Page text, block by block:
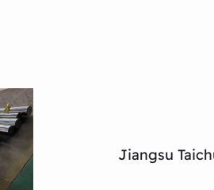
Jiangsu